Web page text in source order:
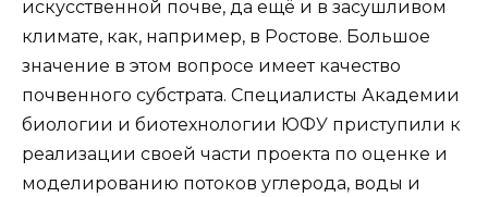
искусственной почве, да ещё и в засушливом
климате, как, например, в Ростове. Большое
значение в этом вопросе имеет качество
почвенного субстрата. Специалисты Академии
биологии и биотехнологии ЮФУ приступили к
реализации своей части проекта по оценке и
моделированию потоков углерода, воды и